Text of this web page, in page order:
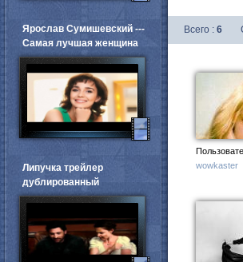
Всего : 6
wowkaster
Ярослав Сумишевский ---
Самая лучшая женщина
Липучка трейлер
дублированный